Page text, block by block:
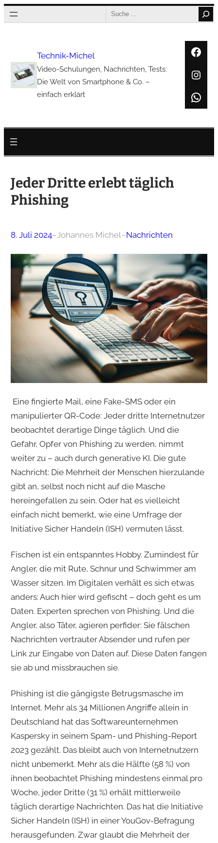
Zum
Inhalt
Search
Technik-Michel
Video-Schulungen, Nachrichten, Tests:
Die Welt von Smartphone & Co. –
einfach erklärt
Jeder Dritte erlebt täglich
Phishing
8. Juli 2024–Johannes Michel–Nachrichten
Eine fingierte Mail, eine Fake-SMS oder ein
manipulierter QR-Code: Jeder dritte Internetnutzer
beobachtet derartige Dinge täglich. Und die
Gefahr, Opfer von Phishing zu werden, nimmt
weiter zu – auch durch generative KI. Die gute
Nachricht: Die Mehrheit der Menschen hierzulande
gibt an, selbst noch nicht auf die Masche
hereingefallen zu sein. Oder hat es vielleicht
einfach nicht bemerkt, wie eine Umfrage der
Initiative Sicher Handeln (ISH) vermuten lässt.
Fischen ist ein entspanntes Hobby. Zumindest für
Angler, die mit Rute, Schnur und Schwimmer am
Wasser sitzen. Im Digitalen verhält es sich etwas
anders: Auch hier wird gefischt – doch geht es um
Daten. Experten sprechen von Phishing. Und die
Angler, also Täter, agieren perfider: Sie fälschen
Nachrichten vertrauter Absender und rufen per
Link zur Eingabe von Daten auf. Diese Daten fangen
sie ab und missbrauchen sie.
Phishing ist die gängigste Betrugsmasche im
Internet. Mehr als 34 Millionen Angriffe allein in
Deutschland hat das Softwareunternehmen
Kaspersky in seinem Spam- und Phishing-Report
2023 gezählt. Das bleibt auch von Internetnutzern
nicht unbemerkt. Mehr als die Hälfte (58 %) von
ihnen beobachtet Phishing mindestens einmal pro
Woche, jeder Dritte (31 %) erhält mittlerweile
täglich derartige Nachrichten. Das hat die Initiative
Sicher Handeln (ISH) in einer YouGov-Befragung
herausgefunden. Zwar glaubt die Mehrheit der